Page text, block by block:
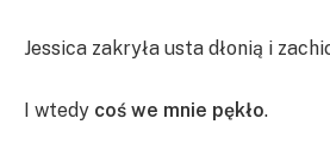
Jessica zakryła usta dłonią i
I wtedy coś we mnie pękło.